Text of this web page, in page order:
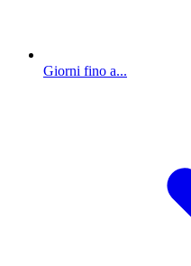
Giorni fino a...